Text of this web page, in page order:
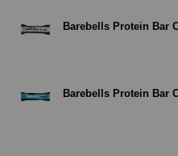
Barebells Protein Bar
Barebells Protein Bar